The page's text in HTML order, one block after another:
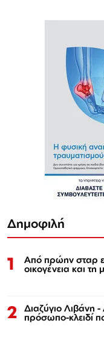
Δημοφιλή
1 Από πρώην σταρ
οικογένεια και τη
2 Διαζύγιο Λιβάνη
πρόσωπο-κλειδί